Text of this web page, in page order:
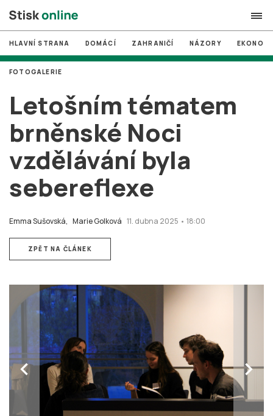
search
# MUNI
Brno
# volby
login PŘIHLÁSIT SE
Zapomněli jste heslo?
HLAVNÍ STRANA DOMÁCÍ ZAHRANIČÍ NÁZORY
Letošním tématem
brněnské Noci
vzdělávání byla
sebereflexe
Emma Sušovská, Marie Golková 11. dubna 2025 • 18:00
FOTOGALERIE
ZPĚT NA ČLÁNEK
chevron_left chevron_right